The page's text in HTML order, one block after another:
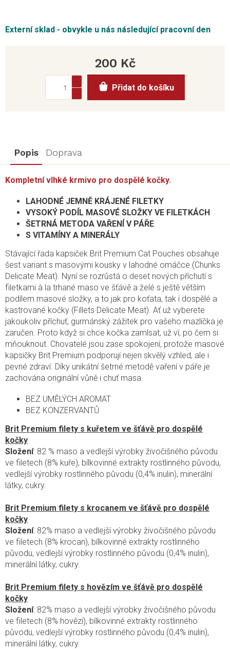
Externí sklad - obvykle u nás následující pracovní den
200 Kč
cena:
Přidat do košíku
Popis Doprava
Kompletní vlhké krmivo pro dospělé kočky.
LAHODNÉ JEMNĚ KRÁJENÉ FILETKY
VYSOKÝ PODÍL MASOVÉ SLOŽKY VE FILETKÁCH
ŠETRNÁ METODA VAŘENÍ V PÁŘE
S VITAMÍNY A MINERÁLY
Stávající řada kapsiček Brit Premium Cat Pouches obsahuje
šest variant s masovými kousky v lahodné omáčce (Chunks
Delicate Meat). Nyní se rozrůstá o deset nových příchutí s
filetkami à la trhané maso ve šťávě a želé s ještě větším
podílem masové složky, a to jak pro koťata, tak i dospělé a
kastrované kočky (Fillets Delicate Meat). Ať už vyberete
jakoukoliv příchuť, gurmánský zážitek pro vašeho mazlíčka je
zaručen. Proto když si chce kočka zamlsat, už ví, po čem si
mňouknout. Chovatelé jsou zase spokojení, protože masové
kapsičky Brit Premium podporují nejen skvělý vzhled, ale i
pevné zdraví. Díky unikátní šetrné metodě vaření v páře je
zachována originální vůně i chuť masa.
BEZ UMĚLÝCH AROMAT
BEZ KONZERVANTŮ
Brit Premium filety s kuřetem ve šťávě pro dospělé
kočky
Složení: 82 % maso a vedlejší výrobky živočišného původu
ve filetech (8% kuře), bílkovinné extrakty rostlinného původu,
vedlejší výrobky rostlinného původu (0,4% inulin), minerální
látky, cukry.
Brit Premium filety s krocanem ve šťávě pro dospělé
kočky
Složení: 82% maso a vedlejší výrobky živočišného původu
ve filetech (8% krocan), bílkovinné extrakty rostlinného
původu, vedlejší výrobky rostlinného původu (0,4% inulin),
minerální látky, cukry.
Brit Premium filety s hovězím ve šťávě pro dospělé
kočky
Složení: 82% maso a vedlejší výrobky živočišného původu
ve filetech (8% hovězí), bílkovinné extrakty rostlinného
původu, vedlejší výrobky rostlinného původu (0,4% inulin),
minerální látky, cukry.